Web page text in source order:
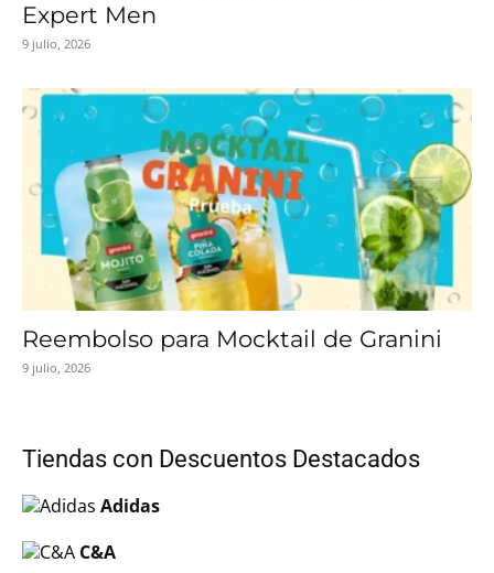
Expert Men
9 julio, 2026
Reembolso para Mocktail de Granini
9 julio, 2026
Tiendas con Descuentos Destacados
Adidas
C&A